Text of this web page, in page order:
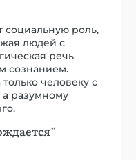
социальную роль,
людей с
речь
сознанием.
человеку с
а разумному